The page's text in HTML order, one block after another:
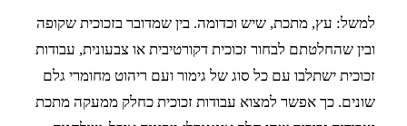
למשל: עץ, מתכת, שיש וכדומה. בין שמדובר בזכוכית שקופה
ובין שהחלטתם לבחור זכוכית דקורטיבית או צבעונית, עבודות
זכוכית ישתלבו עם כל סוג של גימור ועם ריהוט מחומרי גלם
שונים. כך אפשר למצוא עבודות זכוכית כחלק ממעקה מתכת